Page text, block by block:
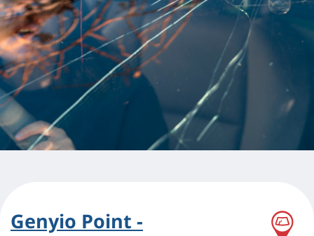
Genyio Point -